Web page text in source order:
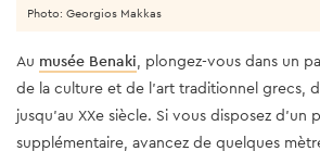
Au musée Benaki, plongez-vous dans un
de la culture et de l'art traditionnel grecs,
jusqu'au XXe siècle. Si vous disposez d'un
supplémentaire, avancez de quelques
Photo: Georgios Makkas